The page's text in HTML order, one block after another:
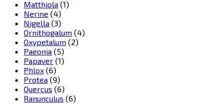
Matthiola (1)
Nerine (4)
Nigella (3)
Ornithogalum (4)
Oxypetalum (2)
Paeonia (5)
Papaver (1)
Phlox (6)
Protea (9)
Quercus (6)
Ranunculus (6)